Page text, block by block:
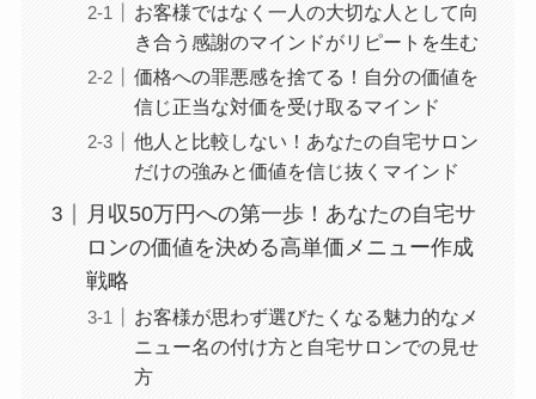
お客様ではなく一人の大切な人として向
き合う感謝のマインドがリピートを生む
価格への罪悪感を捨てる！自分の価値を
信じ正当な対価を受け取るマインド
他人と比較しない！あなたの自宅サロン
だけの強みと価値を信じ抜くマインド
月収50万円への第一歩！あなたの自宅サ
ロンの価値を決める高単価メニュー作成
戦略
お客様が思わず選びたくなる魅力的なメ
ニュー名の付け方と自宅サロンでの見せ
方